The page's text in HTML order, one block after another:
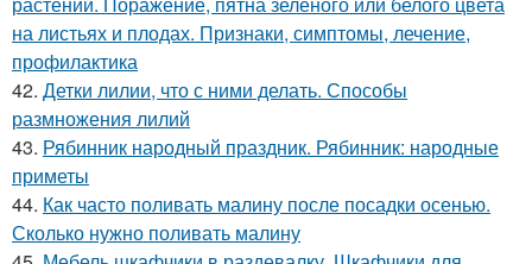
на листьях и плодах. Признаки, симптомы, лечение,
профилактика
42. Детки лилии, что с ними делать. Способы
размножения лилий
43. Рябинник народный праздник. Рябинник: народные
приметы
44. Как часто поливать малину после посадки осенью.
Сколько нужно поливать малину